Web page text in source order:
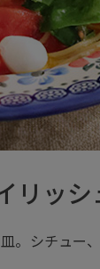
リッ
。シチュー